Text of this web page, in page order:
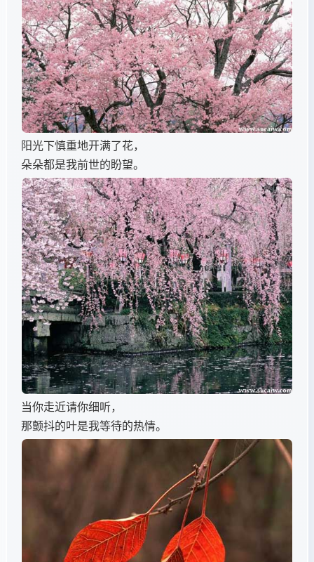
阳光下慎重地开满了花，
朵朵都是我前世的盼望。
当你走近请你细听，
那颤抖的叶是我等待的热情。